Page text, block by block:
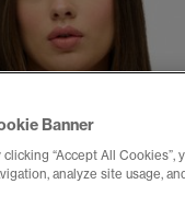
Banner
clicking “Accept All
analyze site usage,